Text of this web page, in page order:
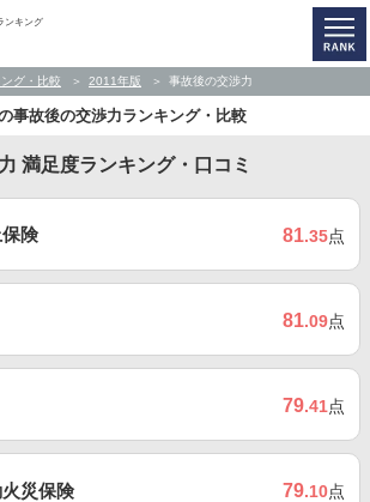
ンキング
グ・比較 2011年版 事故後の交渉力
事故後の交渉力ランキング・比較
満足度ランキング・口コミ
険 81.35点
81.09点
79.41点
災保険 79.10点